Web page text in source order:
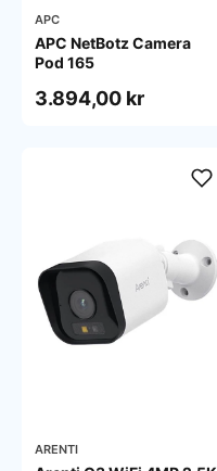
APC
APC NetBotz Camera
Pod 165
3.894,00 kr
ARENTI